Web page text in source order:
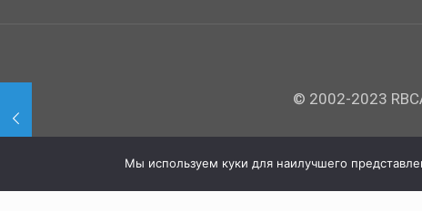
© 2002-2023
Мы используем куки для наилучшего